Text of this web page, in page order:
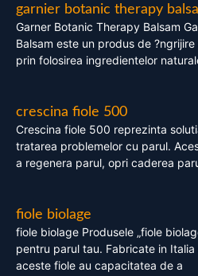
garnier botanic therapy
Garner Botanic Therapy Balsam
Balsam este un produs de
prin folosirea ingredientelor
crescina fiole 500
Crescina fiole 500 reprezinta
tratarea problemelor cu parul.
a regenera parul, opri caderea
fiole biolage
fiole biolage Produsele „fiole
pentru parul tau. Fabricate in Italia
aceste fiole au capacitatea de a